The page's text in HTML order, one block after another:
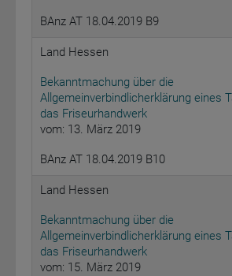
BAnz AT 18.04.2019 B9
Land Hessen
Bekanntmachung über die
Allgemeinverbindlicherklärung eines
das Friseurhandwerk
vom: 13. März 2019
BAnz AT 18.04.2019 B10
Land Hessen
Bekanntmachung über die
Allgemeinverbindlicherklärung eines
das Friseurhandwerk
vom: 15. März 2019